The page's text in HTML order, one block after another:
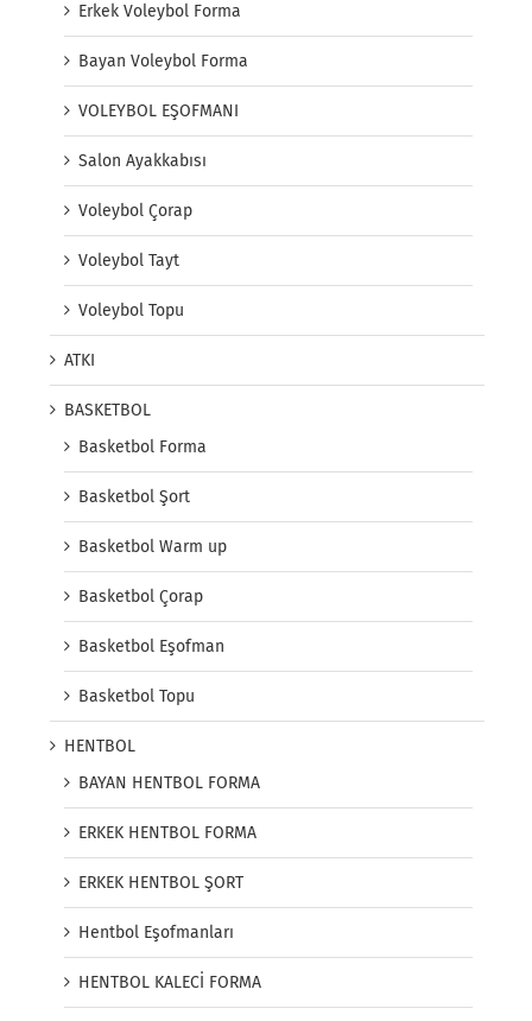
Erkek Voleybol Forma
Bayan Voleybol Forma
VOLEYBOL EŞOFMANI
Salon Ayakkabısı
Voleybol Çorap
Voleybol Tayt
Voleybol Topu
ATKI
BASKETBOL
Basketbol Forma
Basketbol Şort
Basketbol Warm up
Basketbol Çorap
Basketbol Eşofman
Basketbol Topu
HENTBOL
BAYAN HENTBOL FORMA
ERKEK HENTBOL FORMA
ERKEK HENTBOL ŞORT
Hentbol Eşofmanları
HENTBOL KALECİ FORMA